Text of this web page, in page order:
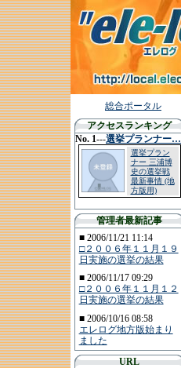
総合ポータル
アクセスランキング
No. 1---選挙プランナー…
選挙プラン
ナー 三浦博
史の選挙戦
最新事情 (地
方版用)
管理者最新記事
■ 2006/11/21 11:14
□２００６年１１月１９
日実施の選挙の結果
■ 2006/11/17 09:29
□２００６年１１月１２
日実施の選挙の結果
■ 2006/10/16 08:58
エレログ地方版始まり
ました
URL